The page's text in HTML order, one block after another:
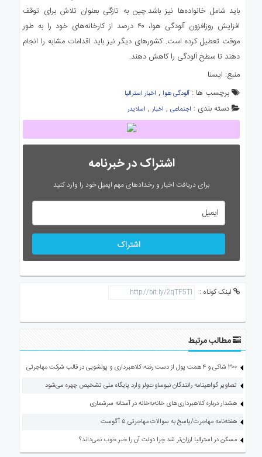
باید شامل خانواده‌ها نیز باشد.چین به تازگی بعنوان تلاش برای توقف
افزایش روزافزون آلودگی هوا، ۴۰ درصد از کارخانه‌های خود را به طور
موقت تعطیل کرده است. کشورهای دیگر نیز باید اقدامات مشابه را انجام
دهند تا سطح آلودگی را کاهش دهند.
منبع: ایسنا
برچسب ها : آلودگی هوا , اخبار استرالیا
دسته بندی : اجتماعی, اخبار, اسلایدر
اشتراک در خبرنامه
برای دریافت اخبار و رخدادهای مهم ایمیل خود را وارد کنید
اشتراک
لینک کوتاه :
مطالب مرتبط
۳۰۰ شاکی و ۴ همت پول از دست رفته؛ کلاهبرداری و پولشویی در قالب شرکت مهاجرتی
تصاویر گواهینامه رانندگان نیوساوت‌ولز وارد پایگاه ملی تشخیص چهره می‌شود
هشدار درباره کلاهبرداری‌های خانه‌به‌خانه در آستانه سرشماری
هفته‌نامه مهاجرت/پاسخ به سوالات مهاجرتی ۵ آگوست
مسکن در استرالیا ارزان‌تر شد چرا دولت آن را خبر خوب نمی‌داند؟